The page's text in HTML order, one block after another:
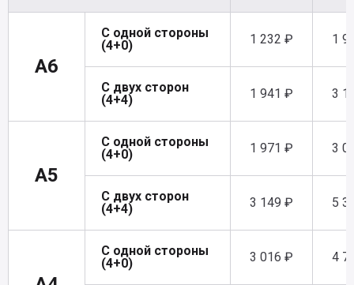
A6
С одной стороны
(4+0)
1 232 ₽ 1
С двух сторон
(4+4)
1 941 ₽ 3
A5
С одной стороны
(4+0)
1 971 ₽ 3
С двух сторон
(4+4)
3 149 ₽ 5
С одной стороны
(4+0)
3 016 ₽ 4